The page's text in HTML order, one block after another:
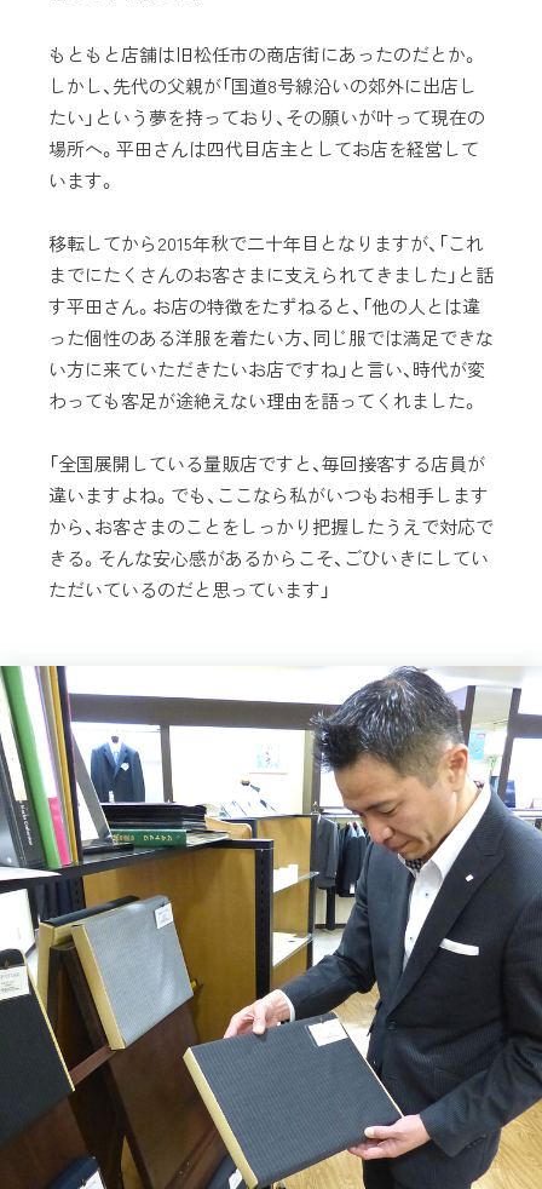
もともと店舗は旧松任市の商店街にあったのだとか。
しかし、先代の父親が「国道8号線沿いの郊外に出店し
たい」という夢を持っており、その願いが叶って現在の
場所へ。平田さんは四代目店主としてお店を経営して
います。
移転してから2015年秋で二十年目となりますが、「これ
までにたくさんのお客さまに支えられてきました」と話
す平田さん。お店の特徴をたずねると、「他の人とは違
った個性のある洋服を着たい方、同じ服では満足できな
い方に来ていただきたいお店ですね」と言い、時代が変
わっても客足が途絶えない理由を語ってくれました。
「全国展開している量販店ですと、毎回接客する店員が
違いますよね。でも、ここなら私がいつもお相手します
から、お客さまのことをしっかり把握したうえで対応で
きる。そんな安心感があるからこそ、ごひいきにしてい
ただいているのだと思っています」